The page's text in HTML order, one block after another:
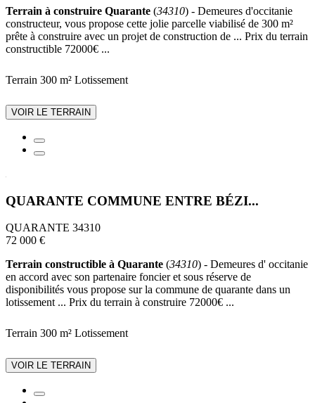
Terrain à construire Quarante (34310) - Demeures d'occitanie
constructeur, vous propose cette jolie parcelle viabilisé de 300 m²
prête à construire avec un projet de construction de ... Prix du terrain
constructible 72000€ ...
Terrain 300 m² Lotissement
VOIR LE TERRAIN
QUARANTE COMMUNE ENTRE BÉZI...
QUARANTE 34310
72 000 €
Terrain constructible à Quarante (34310) - Demeures d' occitanie
en accord avec son partenaire foncier et sous réserve de
disponibilités vous propose sur la commune de quarante dans un
lotissement ... Prix du terrain à construire 72000€ ...
Terrain 300 m² Lotissement
VOIR LE TERRAIN